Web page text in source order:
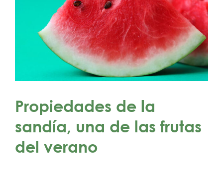
Propiedades de la
sandía, una de las frutas
del verano